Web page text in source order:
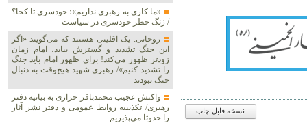
نسخه قابل چاپ
«ما کاری به رهبری نداریم»؛ خودسری تا کجا؟
/ زنگ خطر خودسری در سیاست
روحانی: یک اقلیتی هستند که می‌گویند «اگر
این جنگ تشدید و گسترش بیابد، امام زمان
زودتر ظهور می‌کند! برای ظهور امام باید جنگ
را تشدید کنیم»/ رهبری شهید هیچ‌وقت به دنبال
جنگ نبودند
واکنش عجیب محمدباقر خرازی به بیانیه دفتر
رهبری/ تکذیبیه روابط عمومی و دفتر نشر آثار
را حدوثا می‌پذیریم